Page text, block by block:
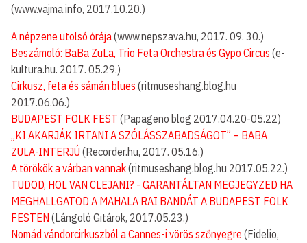
(www.vajma.info, 2017.10.20.)
A népzene utolsó órája(www.nepszava.hu, 2017. 09. 30.)
Beszámoló: BaBa ZuLa, Trio Feta Orchestra és Gypo Circus (e-
kultura.hu. 2017. 05.29.)
Cirkusz, feta és sámán blues (ritmuseshang.blog.hu
2017.06.06.)
BUDAPEST FOLK FEST (Papageno blog 2017.04.20-05.22)
„KI AKARJÁK IRTANI A SZÓLÁSSZABADSÁGOT” – BABA
ZULA-INTERJÚ (Recorder.hu, 2017. 05.16.)
A törökök a várban vannak(ritmuseshang.blog.hu 2017.05.22.)
TUDOD, HOL VAN CLEJANI? - GARANTÁLTAN MEGJEGYZED HA
MEGHALLGATOD A MAHALA RAI BANDÁT A BUDAPEST FOLK
FESTEN (Lángoló Gitárok, 2017.05.23.)
Nomád vándorcirkuszból a Cannes-i vörös szőnyegre (Fidelio,